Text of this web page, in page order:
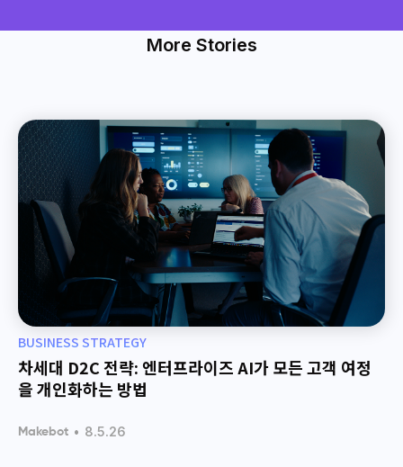
More Stories
BUSINESS STRATEGY
차세대 D2C 전략: 엔터프라이즈 AI가 모든 고객 여정
을 개인화하는 방법
Makebot • 8.5.26